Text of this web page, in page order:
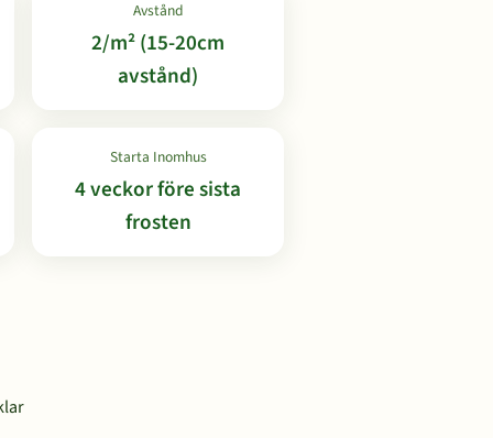
Avstånd
2/m² (15-20cm
avstånd)
Starta Inomhus
4 veckor före sista
frosten